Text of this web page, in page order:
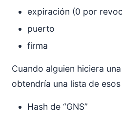
expiración (0 por
puerto
firma
Cuando alguien hiciera
obtendría una lista de
Hash de “GNS”